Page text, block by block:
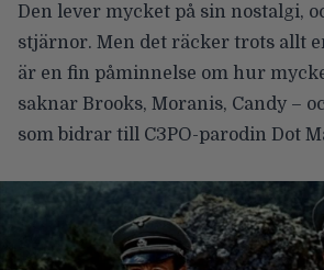
Den lever mycket på sin nostalgi,
stjärnor. Men det räcker trots allt
är en fin påminnelse om hur
saknar Brooks, Moranis, Candy –
som bidrar till C3PO-parodin Dot